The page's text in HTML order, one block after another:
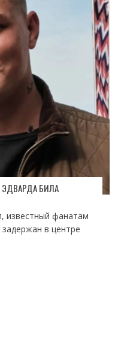
ЭДВАРДА БИЛА
известный фанатам
в центре